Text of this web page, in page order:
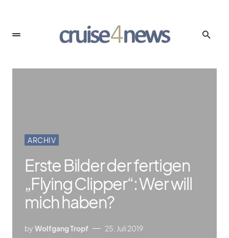
ARCHIV
Erste Bilder der fertigen
„Flying Clipper“: Wer will
mich haben?
by Wolfgang Tropf 25. Juli 2019